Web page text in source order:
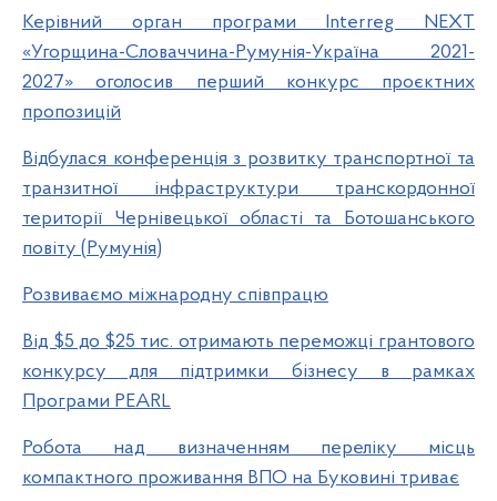
Керівний орган програми Interreg NEXT
«Угорщина-Словаччина-Румунія-Україна 2021-
2027» оголосив перший конкурс проєктних
пропозицій
Відбулася конференція з розвитку транспортної та
транзитної інфраструктури транскордонної
території Чернівецької області та Ботошанського
повіту (Румунія)
Розвиваємо міжнародну співпрацю
Від $5 до $25 тис. отримають переможці грантового
конкурсу для підтримки бізнесу в рамках
Програми PEARL
Робота над визначенням переліку місць
компактного проживання ВПО на Буковині триває